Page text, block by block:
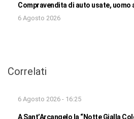
Compravendita di auto usate, uomo
6 Agosto 2026
Correlati
6 Agosto 2026 - 16:25
A Sant’Arcangelo la “Notte Gialla